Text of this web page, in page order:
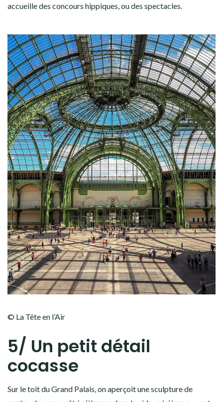
accueille des concours hippiques, ou des spectacles.
© La Tête en l’Air
5/ Un petit détail
cocasse
Sur le toit du Grand Palais, on aperçoit une sculpture de